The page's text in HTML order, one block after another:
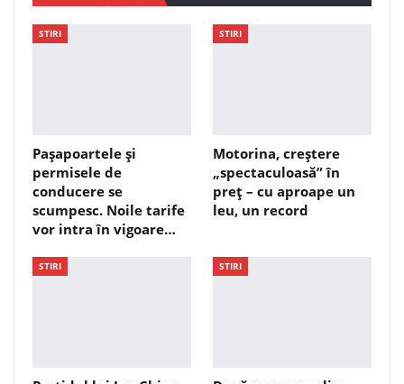
STIRI
Pașapoartele și
permisele de
conducere se
scumpesc. Noile tarife
vor intra în vigoare…
STIRI
Motorina, creștere
„spectaculoasă” în
preț – cu aproape un
leu, un record
STIRI STIRI